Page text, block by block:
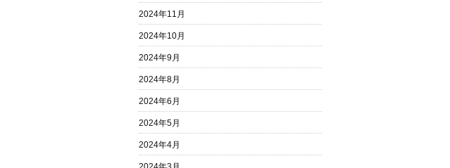
2024年11月
2024年10月
2024年9月
2024年8月
2024年6月
2024年5月
2024年4月